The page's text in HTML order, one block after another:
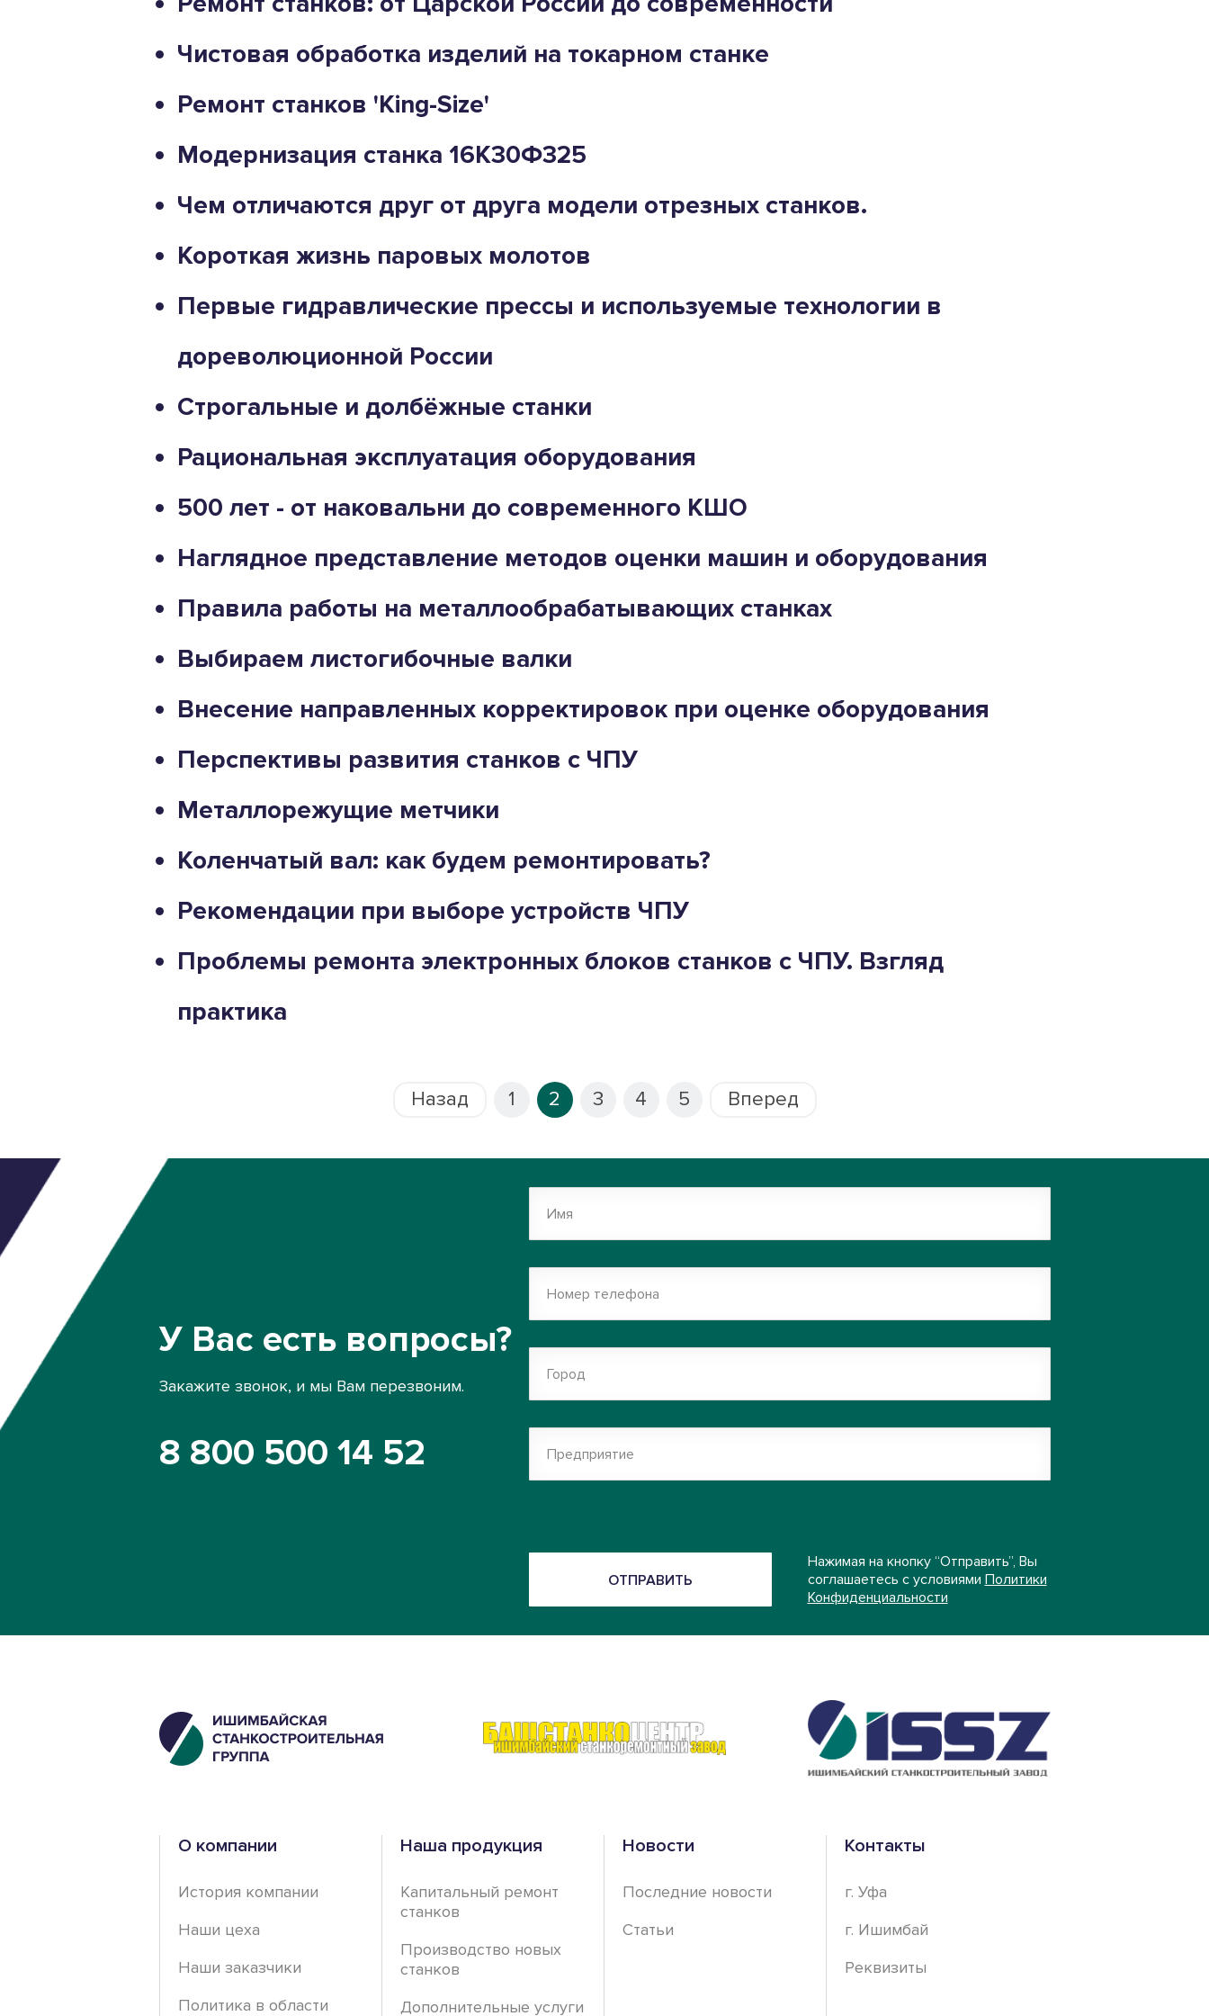
Чистовая обработка изделий на токарном станке
Ремонт станков 'King-Size'
Модернизация станка 16К30Ф325
Чем отличаются друг от друга модели отрезных станков.
Короткая жизнь паровых молотов
Первые гидравлические прессы и используемые технологии в
дореволюционной России
Строгальные и долбёжные станки
Рациональная эксплуатация оборудования
500 лет - от наковальни до современного КШО
Наглядное представление методов оценки машин и оборудования
Правила работы на металлообрабатывающих станках
Выбираем листогибочные валки
Внесение направленных корректировок при оценке оборудования
Перспективы развития станков с ЧПУ
Металлорежущие метчики
Коленчатый вал: как будем ремонтировать?
Рекомендации при выборе устройств ЧПУ
Проблемы ремонта электронных блоков станков с ЧПУ. Взгляд
практика
Назад 1 2 3 4 5 Вперед
У Вас есть вопросы?
Закажите звонок, и мы Вам перезвоним.
8 800 500 14 52
Имя
Номер телефона
Город
Предприятие
ОТПРАВИТЬ
Нажимая на кнопку “Отправить”, Вы
соглашаетесь с условиями Политики
Конфиденциальности
О компании
История компании
Наши цеха
Наши заказчики
Политика в области
Наша продукция
Капитальный ремонт
станков
Производство новых
станков
Дополнительные услуги
Новости
Последние новости
Статьи
Контакты
г. Уфа
г. Ишимбай
Реквизиты